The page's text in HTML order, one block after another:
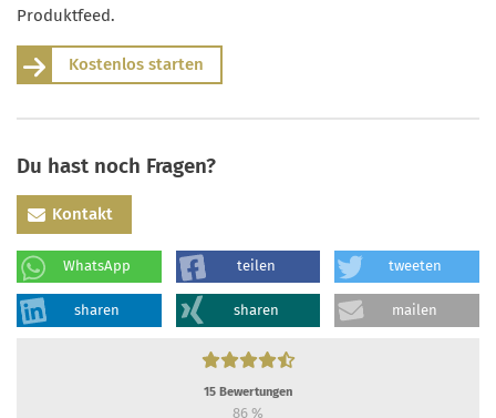
Produktfeed.
Kostenlos starten
Du hast noch Fragen?
Kontakt
WhatsApp teilen tweeten
sharen sharen mailen
15 Bewertungen
86 %